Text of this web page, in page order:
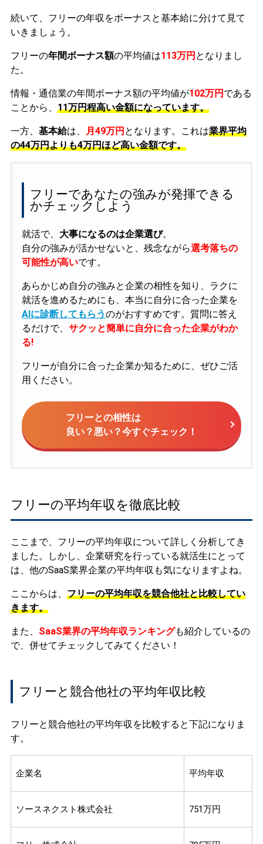
続いて、フリーの年収をボーナスと基本給に分けて見て
いきましょう。
フリーの年間ボーナス額の平均値は113万円 となりまし
た。
情報・通信業の年間ボーナス額の平均値が102万円 である
ことから、 11万円程高い金額になっています。
一方、 基本給は、 月49万円 となります。これは業界平均
の44万円よりも4万円ほど高い金額です。
フリーであなたの強みが発揮できる
かチェックしよう
就活で、 大事になるのは企業選び。
自分の強みが活かせないと、残念ながら選考落ちの
可能性が高いです。
あらかじめ自分の強みと企業の相性を知り、ラクに
就活を進めるためにも、本当に自分に合った企業を
AIに診断してもらうのがおすすめです。質問に答え
るだけで、 サクッと簡単に自分に合った企業がわか
る!
フリーが自分に合った企業か知るために、ぜひご活
用ください。
フリーとの相性は
良い？悪い？今すぐチェック！
フリーの平均年収を徹底比較
ここまで、フリーの平均年収について詳しく分析してき
ました。しかし、企業研究を行っている就活生にとって
は、他のSaaS業界企業の平均年収も気になりますよね。
ここからは、 フリーの平均年収を競合他社と比較してい
きます。
また、 SaaS業界の平均年収ランキングも紹介しているの
で、併せてチェックしてみてください！
フリーと競合他社の平均年収比較
フリーと競合他社の平均年収を比較すると下記になりま
す。
企業名 平均年収
ソースネクスト株式会社 751万円